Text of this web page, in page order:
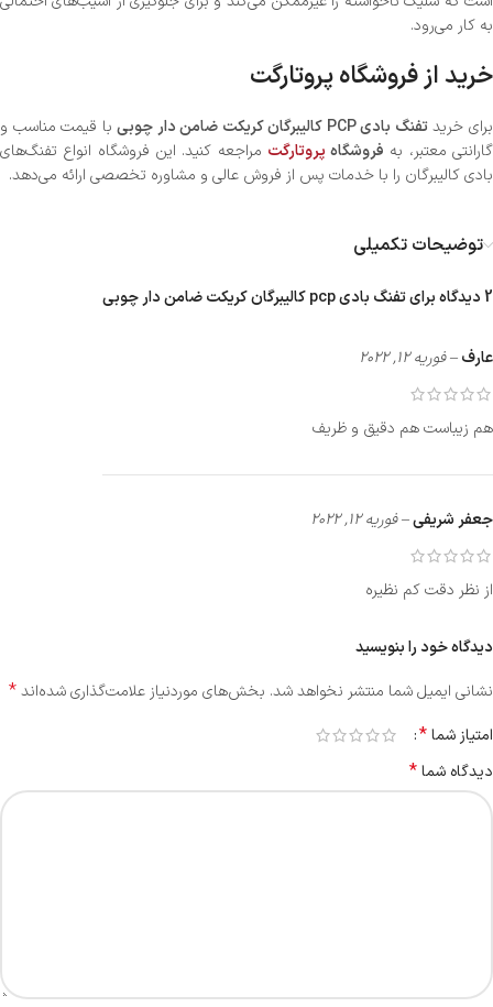
به کار می‌رود.
خرید از فروشگاه پروتارگت
برای خریدتفنگ بادی PCP کالیبرگان کریکت ضامن دار چوبی
با قیمت مناسب و
گارانتی معتبر، به فروشگاه پروتارگت مراجعه کنید. این فروشگاه انواع تفنگ‌های
بادی کالیبرگان را با خدمات پس از فروش عالی و مشاوره تخصصی ارائه می‌دهد.
توضیحات تکمیلی
2 دیدگاه برای تفنگ بادی pcp کالیبرگان کریکت ضامن دار چوبی
عارف–فوریه 12, 2022
هم زیباست هم دقیق و ظریف
جعفر شریفی–فوریه 12, 2022
از نظر دقت کم نظیره
دیدگاه خود را بنویسید
نشانی ایمیل شما منتشر نخواهد شد. بخش‌های موردنیاز علامت‌گذاری شده‌اند*
امتیاز شما*
دیدگاه شما*